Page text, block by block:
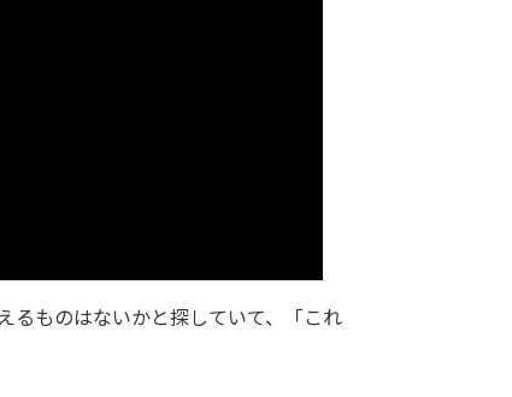
るものはないかと探していて、「これ